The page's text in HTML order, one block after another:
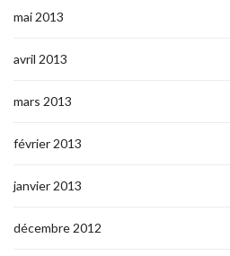
mai 2013
avril 2013
mars 2013
février 2013
janvier 2013
décembre 2012